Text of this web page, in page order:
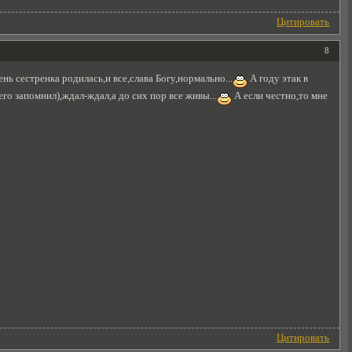
Цитировать
8
сестренка родилась,и все,слава Богу,нормально...
А году этак в
запомнил),ждал-ждал,а до сих пор все живы...
А если честно,то мне
Цитировать